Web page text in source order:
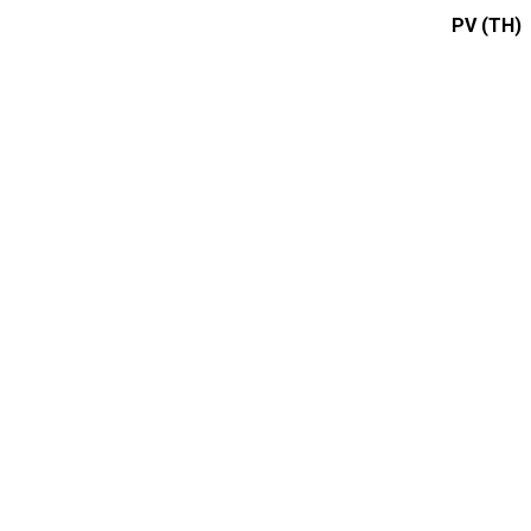
PV (TH)